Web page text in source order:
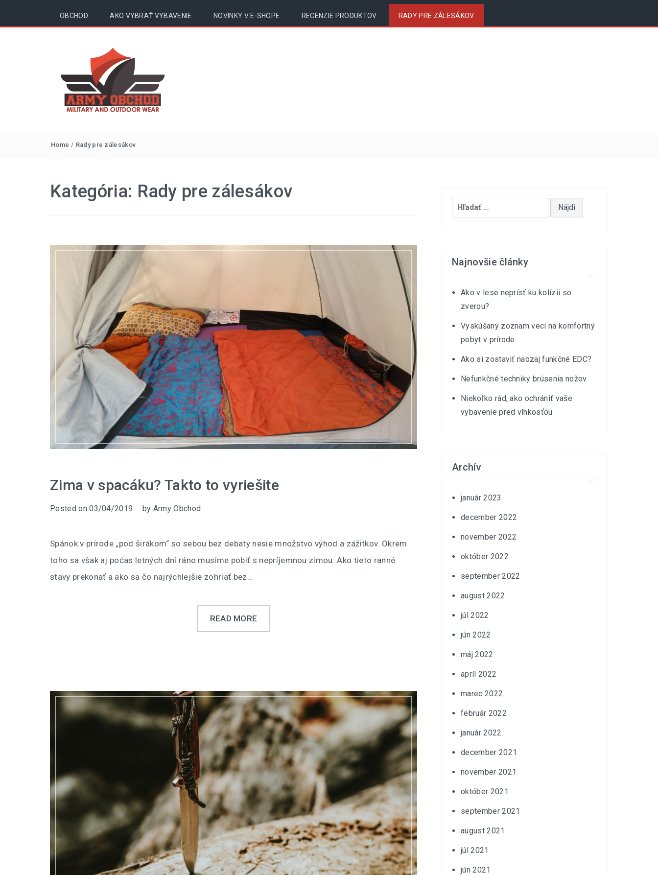
OBCHOD AKO VYBRAŤ VYBAVENIE NOVINKY V E-SHOPE RECENZIE PRODUKTOV RADY PRE ZÁLESÁKOV
army – blog |
armyobchod.sk
Home / Rady pre zálesákov
Kategória: Rady pre zálesákov
Zima v spacáku? Takto to vyriešite
Posted on03/04/2019 by Army Obchod
Spánok v prírode „pod širákom“ so sebou bez debaty nesie množstvo výhod a zážitkov. Okrem
toho sa však aj poćas letných dní ráno musíme pobiť s nepríjemnou zimou. Ako tieto ranné
stavy prekonať a ako sa čo najrýchlejšie zohriať bez…
READ MORE
Hľadať:
Najnovšie články
Ako v lese neprísť ku kolízii so
zverou?
Vyskúšaný zoznam vecí na komfortný
pobyt v prírode
Ako si zostaviť naozaj funkčné EDC?
Nefunkčné techniky brúsenia nožov
Niekoľko rád, ako ochrániť vaše
vybavenie pred vlhkosťou
Archív
január 2023
december 2022
november 2022
október 2022
september 2022
august 2022
júl 2022
jún 2022
máj 2022
apríl 2022
marec 2022
február 2022
január 2022
december 2021
november 2021
október 2021
september 2021
august 2021
júl 2021
jún 2021